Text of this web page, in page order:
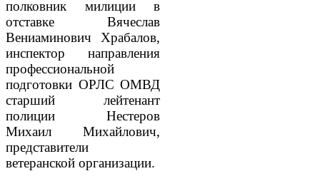
полковник милиции в
отставке Вячеслав
Вениаминович Храбалов,
инспектор направления
профессиональной
подготовки ОРЛС ОМВД
старший лейтенант
полиции Нестеров
Михаил Михайлович,
представители
ветеранской организации.